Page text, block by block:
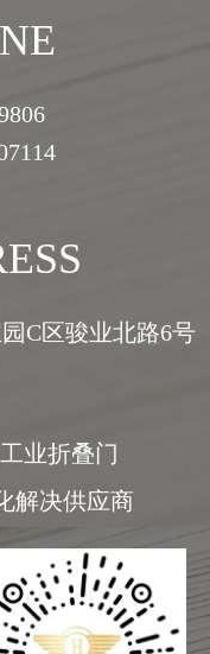
C区骏业北路6号
业折叠门
解决供应商